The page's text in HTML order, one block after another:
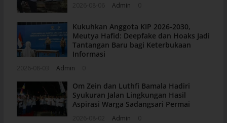
Admin
Kukuhkan Anggota KIP 2026-2030,
Meutya Hafid: Deepfake dan Hoaks Jadi
Tantangan Baru bagi Keterbukaan
Informasi
Admin
Om Zein dan Luthfi Bamala Hadiri
Syukuran Jalan Lingkungan Hasil
Aspirasi Warga Sadangsari Permai
Admin